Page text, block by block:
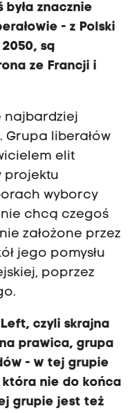
była znacznie
- z Polski
są
ze Francji i
najbardziej
Grupa liberałów
elit
projektu
wyborcy
chcą czegoś
założone przez
jego pomysłu
poprzez
czyli skrajna
prawica, grupa
- w tej grupie
nie do końca
grupie jest też